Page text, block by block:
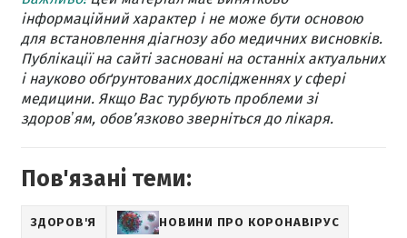
інформаційний характер і не може бути основою
для встановлення діагнозу або медичних висновків.
Публікації на сайті засновані на останніх актуальних
і науково обґрунтованих дослідженнях у сфері
медицини. Якщо Вас турбують проблеми зі
здоровʼям, обов’язково зверніться до лікаря.
Пов'язані теми:
ЗДОРОВ'Я НОВИНИ ПРО КОРОНАВІРУС